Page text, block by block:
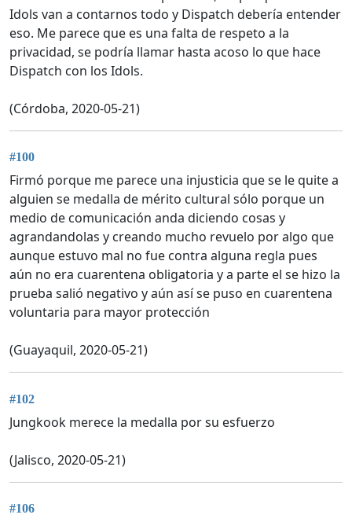
Idols van a contarnos todo y Dispatch debería entender
eso. Me parece que es una falta de respeto a la
privacidad, se podría llamar hasta acoso lo que hace
Dispatch con los Idols.
(Córdoba, 2020-05-21)
#100
Firmó porque me parece una injusticia que se le quite a
alguien se medalla de mérito cultural sólo porque un
medio de comunicación anda diciendo cosas y
agrandandolas y creando mucho revuelo por algo que
aunque estuvo mal no fue contra alguna regla pues
aún no era cuarentena obligatoria y a parte el se hizo la
prueba salió negativo y aún así se puso en cuarentena
voluntaria para mayor protección
(Guayaquil, 2020-05-21)
#102
Jungkook merece la medalla por su esfuerzo
(Jalisco, 2020-05-21)
#106